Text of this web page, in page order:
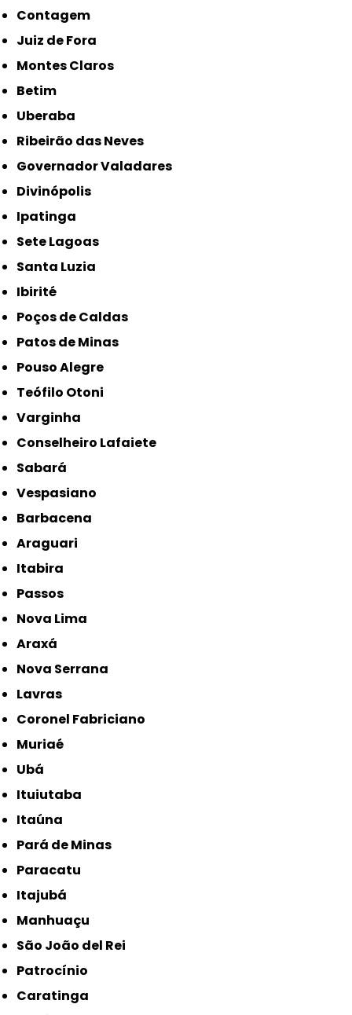
Contagem
Juiz de Fora
Montes Claros
Betim
Uberaba
Ribeirão das Neves
Governador Valadares
Divinópolis
Ipatinga
Sete Lagoas
Santa Luzia
Ibirité
Poços de Caldas
Patos de Minas
Pouso Alegre
Teófilo Otoni
Varginha
Conselheiro Lafaiete
Sabará
Vespasiano
Barbacena
Araguari
Itabira
Passos
Nova Lima
Araxá
Nova Serrana
Lavras
Coronel Fabriciano
Muriaé
Ubá
Ituiutaba
Itaúna
Pará de Minas
Paracatu
Itajubá
Manhuaçu
São João del Rei
Patrocínio
Caratinga